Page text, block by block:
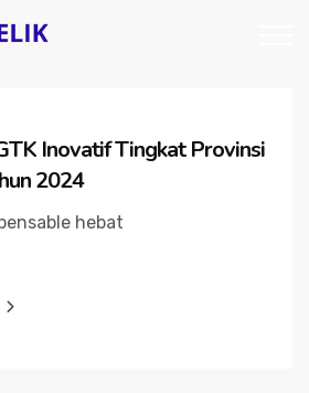
Inovatif Tingkat Provinsi
2024
hebat